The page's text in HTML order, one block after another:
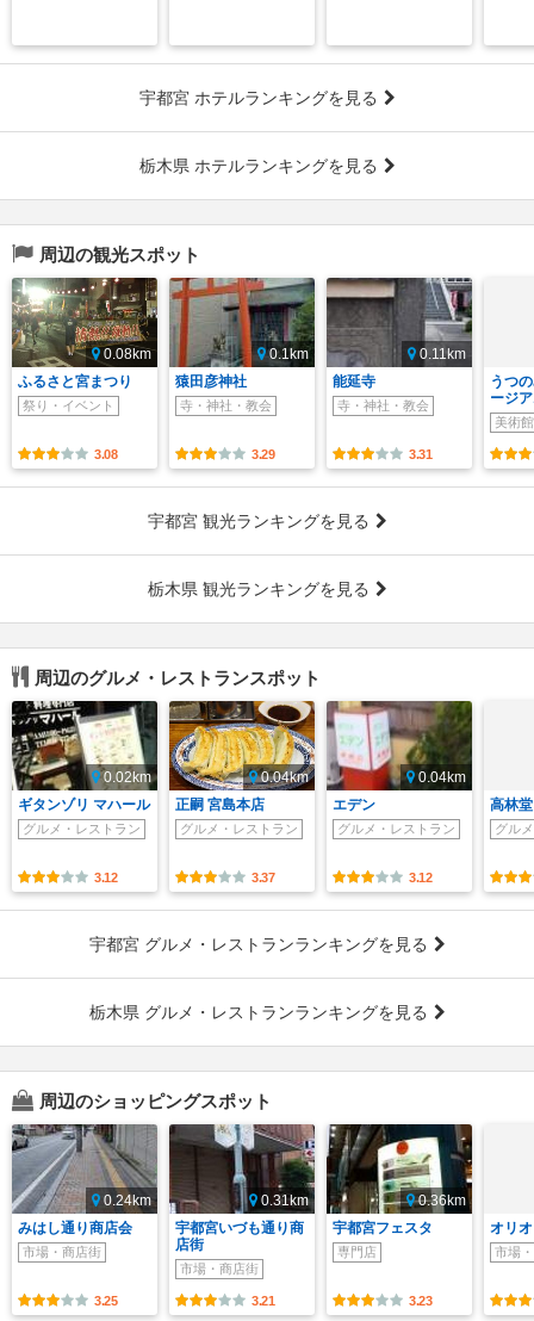
宇都宮 ホテルランキングを見る
栃木県 ホテルランキングを見る
周辺の観光スポット
0.08km
ふるさと宮まつり
祭り・イベント
3.08
0.1km
猿田彦神社
寺・神社・教会
3.29
0.11km
能延寺
寺・神社・教会
3.31
うつ
ージ
美術
宇都宮 観光ランキングを見る
栃木県 観光ランキングを見る
周辺のグルメ・レストランスポット
0.02km
ギタンゾリ マハール
グルメ・レストラン
3.12
0.04km
正嗣 宮島本店
グルメ・レストラン
3.37
0.04km
エデン
グルメ・レストラン
3.12
高林
グル
宇都宮 グルメ・レストランランキングを見る
栃木県 グルメ・レストランランキングを見る
周辺のショッピングスポット
0.24km
みはし通り商店会
市場・商店街
3.25
0.31km
宇都宮いづも通り商
店街
市場・商店街
3.21
0.36km
宇都宮フェスタ
専門店
3.23
オリ
市場